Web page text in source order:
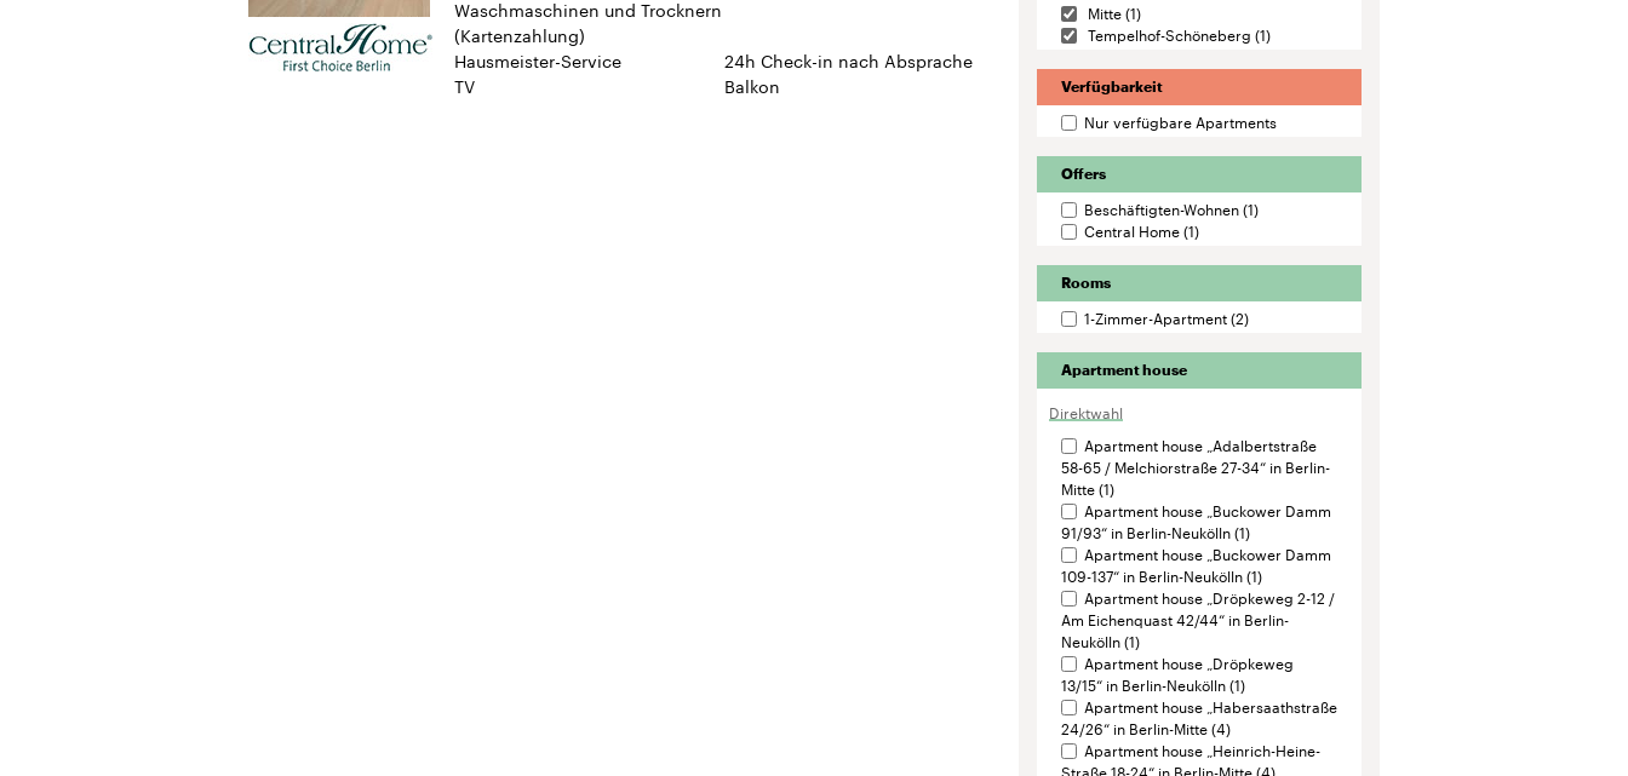
Mitte(1)
Tempelhof-Schöneberg (1)
Verfügbarkeit
Nur verfügbare Apartments
Offers
Beschäftigten-Wohnen(1)
Central Home(1)
Rooms
1-Zimmer-Apartment(2)
Apartment house
Direktwahl
Apartment house „Adalbertstraße
58-65 / Melchiorstraße 27-34“ in Berlin-
Mitte(1)
Apartment house „Buckower Damm
91/93“ in Berlin-Neukölln(1)
Apartment house „Buckower Damm
109-137“ in Berlin-Neukölln(1)
Apartment house „Dröpkeweg 2-12 /
Am Eichenquast 42/44“ in Berlin-
Neukölln(1)
Apartment house „Dröpkeweg
13/15“ in Berlin-Neukölln(1)
Apartment house „Habersaathstraße
24/26“ in Berlin-Mitte(4)
Apartment house „Heinrich-Heine-
Straße 18-24“ in Berlin-Mitte(4)
Waschmaschinen und Trocknern
(Kartenzahlung)
Hausmeister-Service 24h Check-in nach Absprache
TV
Balkon